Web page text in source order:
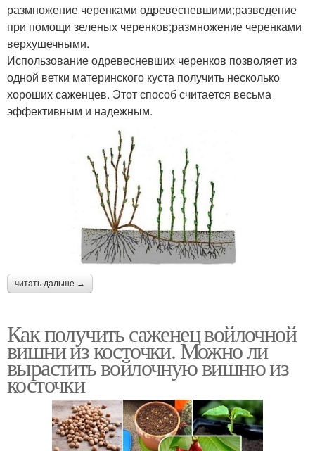
размножение черенками одревесневшими;разведение
при помощи зеленых черенков;размножение черенками
верхушечными.
Использование одревесневших черенков позволяет из
одной ветки материнского куста получить несколько
хороших саженцев. Этот способ считается весьма
эффективным и надежным.
читать дальше →
Как получить саженец войлочной
вишни из косточки. Можно ли
вырастить войлочную вишню из
косточки